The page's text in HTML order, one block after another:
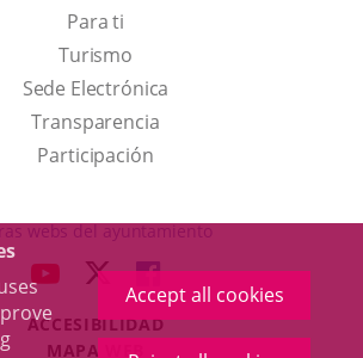
Accept all cookies
Para ti
TurismoThis
link
will
open
a
pop-
up
window.
Sede Electrónica
Transparencia
Participación
webs del ayuntamiento
LINK
EXTERNAL
LINK
TO
EXTERNAL
LINK
TO
EXTERNAL
ACCESIBILIDAD
MAPA WEB